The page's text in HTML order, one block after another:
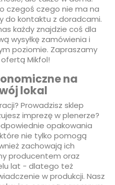
czegoś czego nie ma na
do kontaktu z doradcami.
każdy znajdzie coś dla
wysyłkę zamówienia i
poziomie. Zapraszamy
Mikfol!
na
lokal
Prowadzisz sklep
imprezę w plenerze?
opakowania
nie tylko pomogą
zachowają ich
producentem oraz
lat - dlatego też
w produkcji. Nasz